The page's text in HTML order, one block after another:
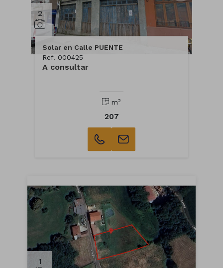
2
Solar en Calle PUENTE
Ref. 000425
A consultar
m2
207
1